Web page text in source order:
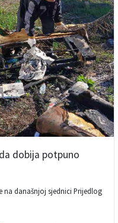
dobija potpuno
na današnjoj sjednici Prijedlog